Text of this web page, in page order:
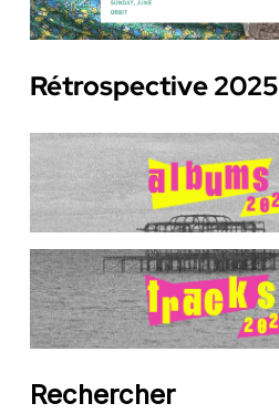
Rétrospective 2025
Rechercher